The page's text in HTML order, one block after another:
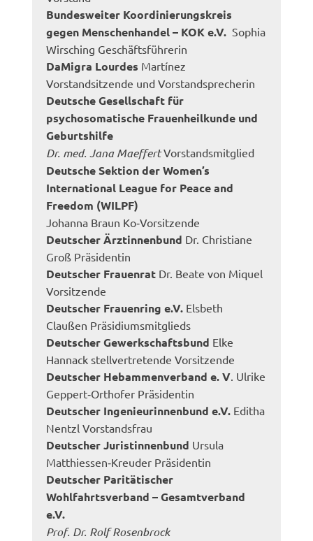
Bundesweiter Koordinierungskreis
gegen Menschenhandel – KOK e.V.Sophia
Wirsching Geschäftsführerin
DaMigra Lourdes Martínez
Vorstandsitzende und Vorstandsprecherin
Deutsche Gesellschaft für
psychosomatische Frauenheilkunde und
Geburtshilfe
Dr. med. Jana MaeffertVorstandsmitglied
Deutsche Sektion der Women’s
International League for Peace and
Freedom (WILPF)
Johanna Braun Ko‐Vorsitzende
Deutscher Ärztinnenbund Dr. Christiane
Groß Präsidentin
Deutscher Frauenrat Dr. Beate von Miquel
Vorsitzende
Deutscher Frauenring e.V. Elsbeth
Claußen Präsidiumsmitglieds
Deutscher Gewerkschaftsbund Elke
Hannack stellvertretende Vorsitzende
Deutscher Hebammenverband e. V. Ulrike
Geppert‐Orthofer Präsidentin
Deutscher Ingenieurinnenbund e.V. Editha
Nentzl Vorstandsfrau
Deutscher Juristinnenbund Ursula
Matthiessen‐Kreuder Präsidentin
Deutscher Paritätischer
Wohlfahrtsverband – Gesamtverband
e.V.
Prof. Dr. Rolf Rosenbrock